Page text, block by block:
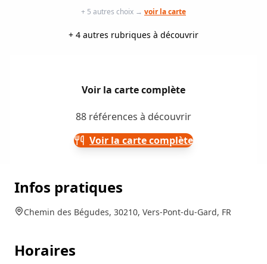
+ 5 autres choix → voir la carte
+ 4 autres rubriques à découvrir
Voir la carte complète
88 références à découvrir
Voir la carte complète
Infos pratiques
Chemin des Bégudes, 30210, Vers-Pont-du-Gard, FR
Horaires